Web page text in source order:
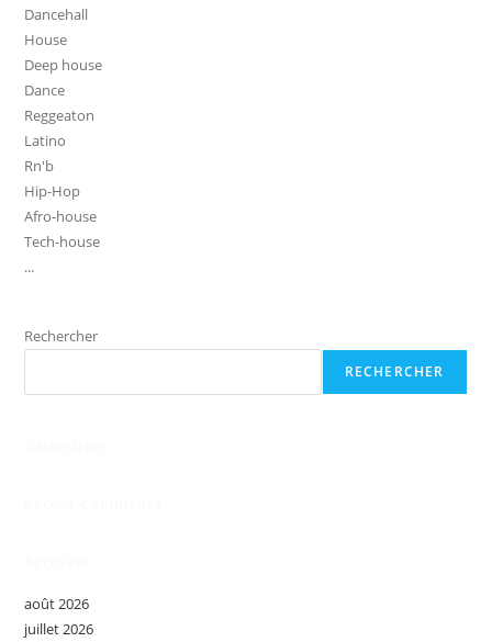
Dancehall
House
Deep house
Dance
Reggeaton
Latino
Rn'b
Hip-Hop
Afro-house
Tech-house
...
Rechercher
RECHERCHER
août 2026
juillet 2026